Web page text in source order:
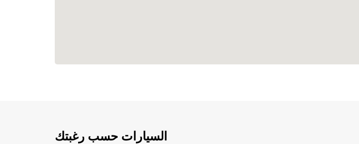
السيارات حسب رغبتك